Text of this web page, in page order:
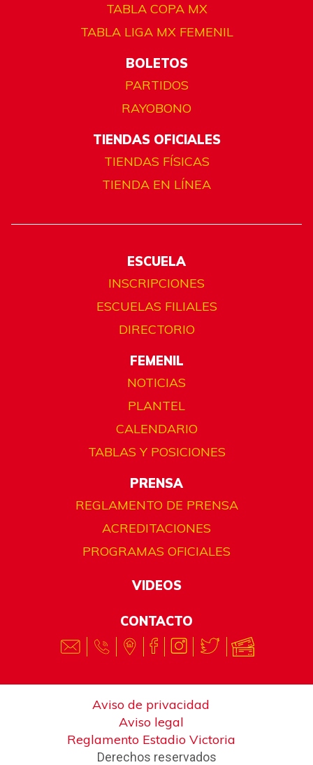
TABLA COPA MX
TABLA LIGA MX FEMENIL
BOLETOS
PARTIDOS
RAYOBONO
TIENDAS OFICIALES
TIENDAS FÍSICAS
TIENDA EN LÍNEA
ESCUELA
INSCRIPCIONES
ESCUELAS FILIALES
DIRECTORIO
FEMENIL
NOTICIAS
PLANTEL
CALENDARIO
TABLAS Y POSICIONES
PRENSA
REGLAMENTO DE PRENSA
ACREDITACIONES
PROGRAMAS OFICIALES
VIDEOS
CONTACTO
Aviso de privacidad
Aviso legal
Reglamento Estadio Victoria
Derechos reservados